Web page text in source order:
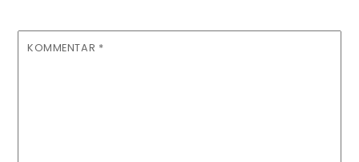
KOMMENTAR *